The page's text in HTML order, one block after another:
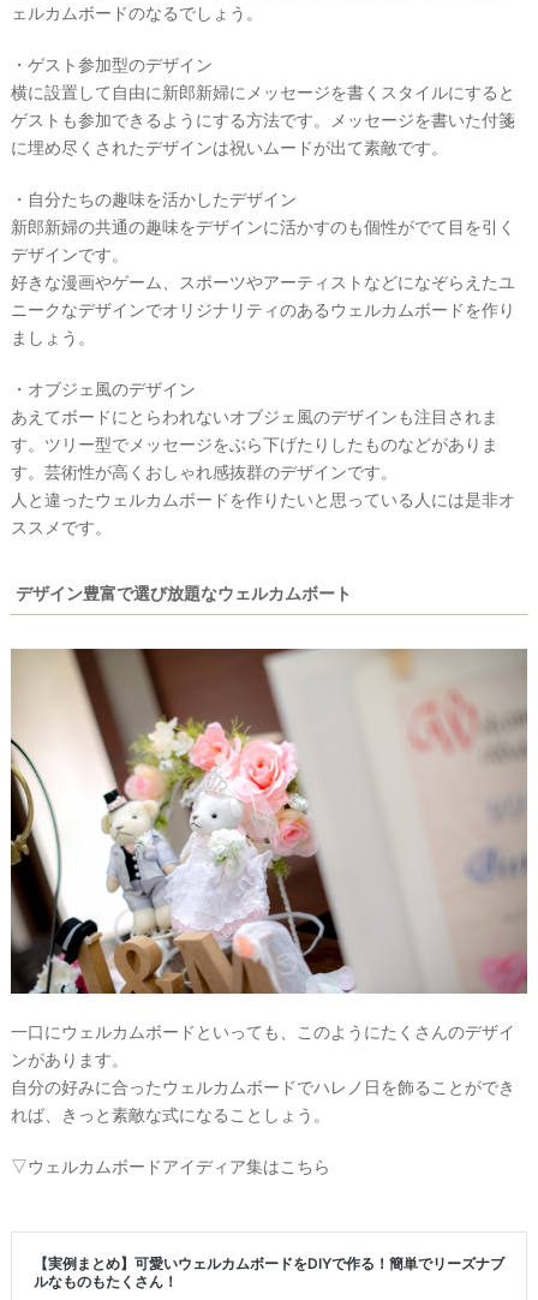
ェルカムボードのなるでしょう。
・ゲスト参加型のデザイン
横に設置して自由に新郎新婦にメッセージを書くスタイルにすると
ゲストも参加できるようにする方法です。メッセージを書いた付箋
に埋め尽くされたデザインは祝いムードが出て素敵です。
・自分たちの趣味を活かしたデザイン
新郎新婦の共通の趣味をデザインに活かすのも個性がでて目を引く
デザインです。
好きな漫画やゲーム、スポーツやアーティストなどになぞらえたユ
ニークなデザインでオリジナリティのあるウェルカムボードを作り
ましょう。
・オブジェ風のデザイン
あえてボードにとらわれないオブジェ風のデザインも注目されま
す。ツリー型でメッセージをぶら下げたりしたものなどがありま
す。芸術性が高くおしゃれ感抜群のデザインです。
人と違ったウェルカムボードを作りたいと思っている人には是非オ
ススメです。
デザイン豊富で選び放題なウェルカムボート
一口にウェルカムボードといっても、このようにたくさんのデザイ
ンがあります。
自分の好みに合ったウェルカムボードでハレノ日を飾ることができ
れば、きっと素敵な式になることしょう。
▽ウェルカムボードアイディア集はこちら